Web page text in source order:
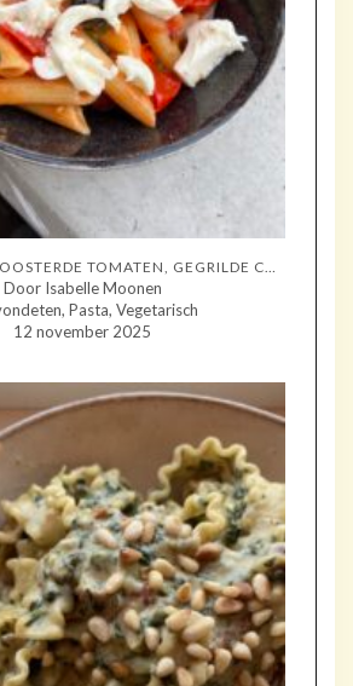
Door Isabelle Moonen
Pasta, Vegetarisch
12 november 2025